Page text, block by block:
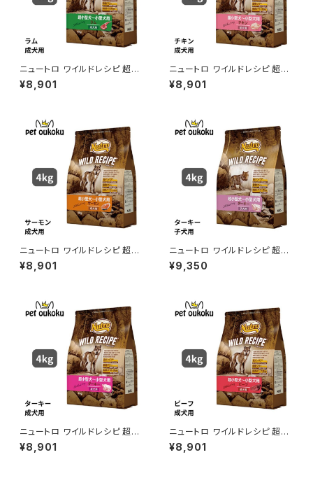
ニュートロ ワイルドレシピ 超小
型犬〜小型犬用 成犬用 ラム 4
kg 4562358788611
¥8,901
ニュートロ ワイルドレシピ 超小
型犬〜小型犬用 成犬用 チキン
4kg 4562358788536
¥8,901
ニュートロ ワイルドレシピ 超小
型犬〜小型犬用 成犬用 サーモ
ン 4kg 4562358788574
¥8,901
ニュートロ ワイルドレシピ 超小
型犬〜小型犬用 子犬用 ターキ
ー 4kg 4902397850670
¥9,350
ニュートロ ワイルドレシピ 超小
型犬〜小型犬用 成犬用 ターキ
ー 4kg 4902397850731
¥8,901
ニュートロ ワイルドレシピ 超小
型犬〜小型犬用 成犬用 ビーフ
4kg 4902397850854
¥8,901